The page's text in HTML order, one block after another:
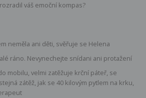
váš emoční kompas?
neměla ani děti, svěřuje se Helena
ráno. Nevynechejte snídani ani protažení
mobilu, velmi zatěžuje krční páteř, se
zátěž, jak se 40 kilovým pytlem na krku,